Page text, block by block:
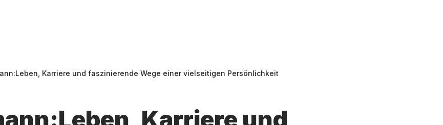
Karriere und faszinierende Wege einer vielseitigen Persönlichkeit
Karriere und